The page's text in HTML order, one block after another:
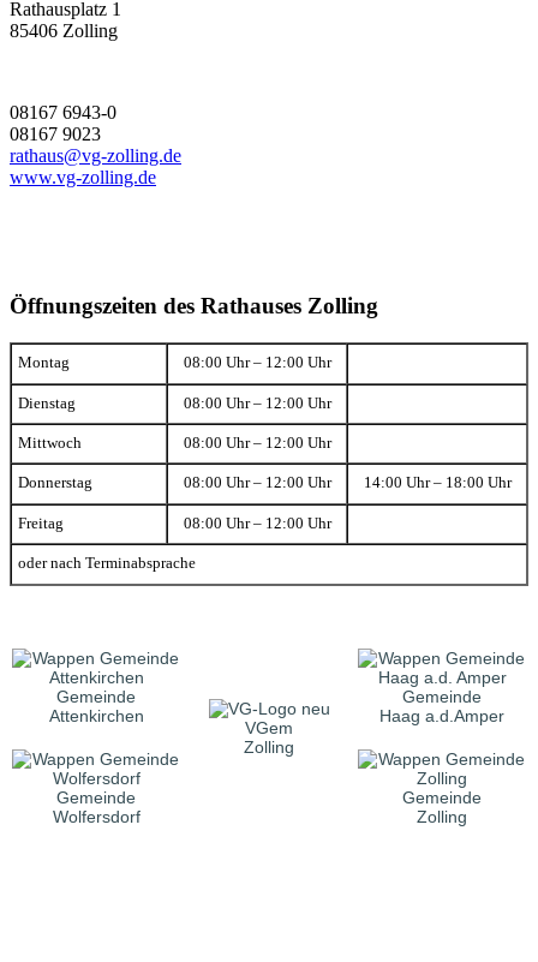
Rathausplatz 1
85406 Zolling
08167 6943-0
08167 9023
rathaus@vg-zolling.de
www.vg-zolling.de
Öffnungszeiten des Rathauses Zolling
Montag 08:00 Uhr – 12:00 Uhr
Dienstag 08:00 Uhr – 12:00 Uhr
Mittwoch 08:00 Uhr – 12:00 Uhr
Donnerstag 08:00 Uhr – 12:00 Uhr 14:00 Uhr – 18:00 Uhr
Freitag 08:00 Uhr – 12:00 Uhr
oder nach Terminabsprache
Gemeinde
Attenkirchen
VGem
Zolling
Gemeinde
Haag a.d.Amper
Gemeinde
Wolfersdorf
Gemeinde
Zolling